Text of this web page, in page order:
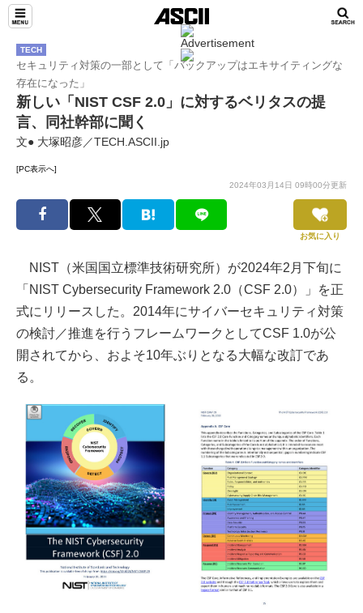
TECH
セキュリティ対策の一部として「バックアップはエキサイティングな
存在になった」
新しい「NIST CSF 2.0」に対するベリタスの提
言、同社幹部に聞く
文● 大塚昭彦／TECH.ASCII.jp
[PC表示へ]
2024年03月14日 09時00分更新
お気に入り
NIST（米国国立標準技術研究所）が2024年2月下旬に
「NIST Cybersecurity Framework 2.0（CSF 2.0）」を正
式にリリースした。2014年にサイバーセキュリティ対策
の検討／推進を行うフレームワークとしてCSF 1.0が公
開されてから、およそ10年ぶりとなる大幅な改訂であ
る。